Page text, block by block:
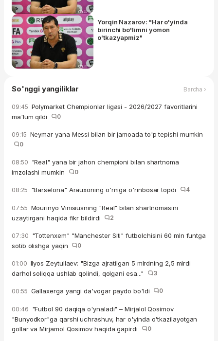
Yorqin Nazarov: "Har o'yinda
birinchi bo'limni yomon
o'tkazyapmiz"
So'nggi yangiliklar Barcha ›
09:45 Polymarket Chempionlar ligasi - 2026/2027 favoritlarini
ma'lum qildi
0
09:15 Neymar yana Messi bilan bir jamoada to'p tepishi mumkin
0
08:50 "Real" yana bir jahon chempioni bilan shartnoma
imzolashi mumkin
0
08:25 "Barselona" Arauxoning o'rniga o'rinbosar topdi 4
07:55 Mourinyo Vinisiusning "Real" bilan shartnomasini
uzaytirgani haqida fikr bildirdi
2
07:30 "Tottenxem" "Manchester Siti" futbolchisini 60 mln funtga
sotib olishga yaqin
0
01:00 Ilyos Zeytullaev: "Bizga ajratilgan 5 mlrdning 2,5 mlrdi
darhol soliqqa ushlab qolindi, qolgani esa..."
3
00:55 Gallaxerga yangi da'vogar paydo bo'ldi 0
00:46 "Futbol 90 daqiqa o'ynaladi" – Mirjalol Qosimov
"Bunyodkor"ga qarshi uchrashuv, har o'yinda o'tkazilayotgan
gollar va Mirjamol Qosimov haqida gapirdi
0